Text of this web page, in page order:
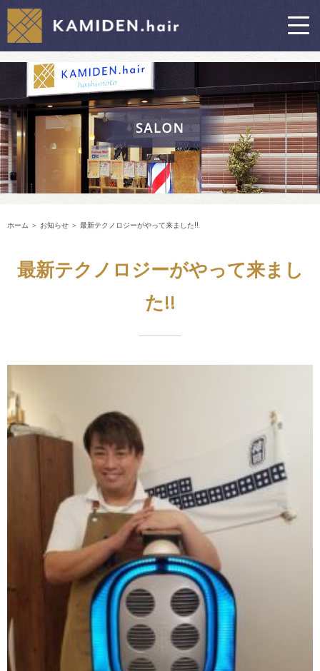
ホーム ＞ お知らせ ＞ 最新テクノロジーがやって来ました!!
最新テクノロジーがやって来まし
た!!